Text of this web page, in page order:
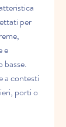
per
e
basse.
a contesti
porti o